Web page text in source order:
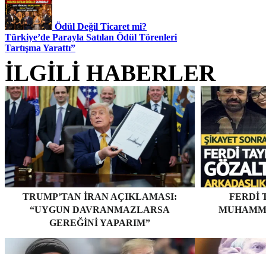
Ödül Değil Ticaret mi?
Türkiye’de Parayla Satılan Ödül Törenleri
Tartışma Yarattı”
İLGİLİ HABERLER
TRUMP’TAN İRAN AÇIKLAMASI:
“UYGUN DAVRANMAZLARSA
GEREĞINI YAPARIM”
FERDI